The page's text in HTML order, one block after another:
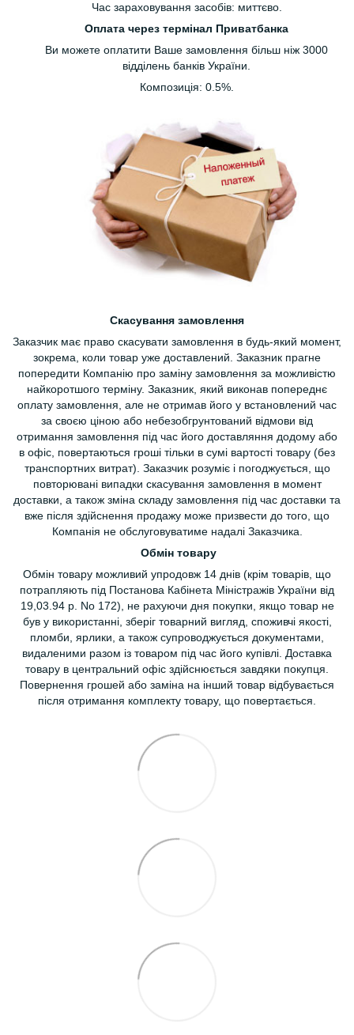
Час зараховування засобів: миттєво.
Оплата через термінал Приватбанка
Ви можете оплатити Ваше замовлення більш ніж 3000
відділень банків України.
Композиція: 0.5%.
Скасування замовлення
Заказчик має право скасувати замовлення в будь-який момент,
зокрема, коли товар уже доставлений. Заказник прагне
попередити Компанію про заміну замовлення за можливістю
найкоротшого терміну. Заказник, який виконав попереднє
оплату замовлення, але не отримав його у встановлений час
за своєю ціною або небезобгрунтований відмови від
отримання замовлення під час його доставляння додому або
в офіс, повертаються гроші тільки в сумі вартості товару (без
транспортних витрат). Заказчик розуміє і погоджується, що
повторювані випадки скасування замовлення в момент
доставки, а також зміна складу замовлення під час доставки та
вже після здійснення продажу може призвести до того, що
Компанія не обслуговуватиме надалі Заказчика.
Обмін товару
Обмін товару можливий упродовж 14 днів (крім товарів, що
потрапляють під Постанова Кабінета Міністражів України від
19,03.94 р. No 172), не рахуючи дня покупки, якщо товар не
був у використанні, зберіг товарний вигляд, споживчі якості,
пломби, ярлики, а також супроводжується документами,
видаленими разом із товаром під час його купівлі. Доставка
товару в центральний офіс здійснюється завдяки покупця.
Повернення грошей або заміна на інший товар відбувається
після отримання комплекту товару, що повертається.